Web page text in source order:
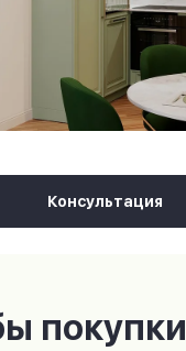
Консультация
покупки